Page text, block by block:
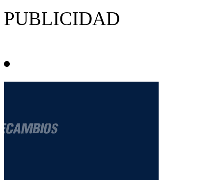
PUBLICIDAD